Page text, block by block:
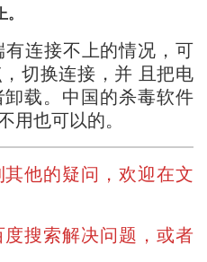
连接不上的情况，可
切换连接，并 且把电
载。中国的杀毒软件
用也可以的。
他的疑问，欢迎在文
搜索解决问题，或者